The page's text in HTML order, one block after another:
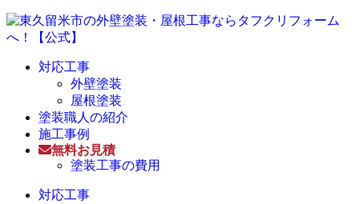
対応工事
外壁塗装
屋根塗装
塗装職人の紹介
施工事例
無料お見積
塗装工事の費用
対応工事